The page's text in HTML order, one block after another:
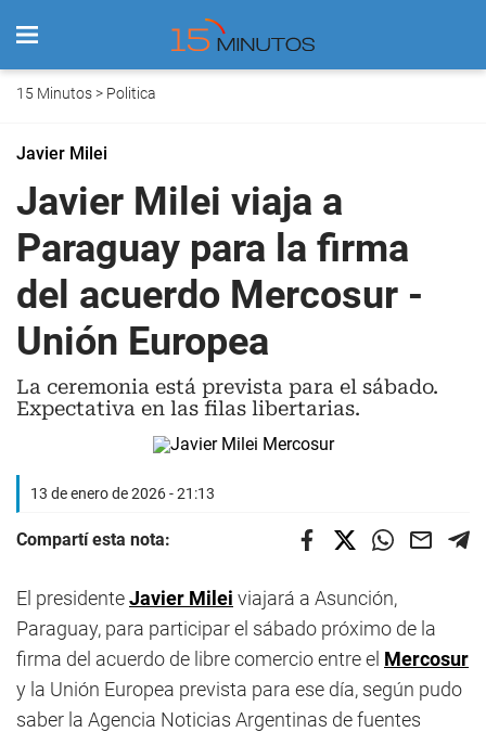
15 Minutos> Politica
Javier Milei
Javier Milei viaja a
Paraguay para la firma
del acuerdo Mercosur -
Unión Europea
La ceremonia está prevista para el sábado.
Expectativa en las filas libertarias.
13 de enero de 2026 - 21:13
Compartí esta nota:
El presidenteJavier Milei viajará a Asunción,
Paraguay, para participar el sábado próximo de la
firma del acuerdo de libre comercio entre el Mercosur
y la Unión Europea prevista para ese día, según pudo
saber la Agencia Noticias Argentinas de fuentes